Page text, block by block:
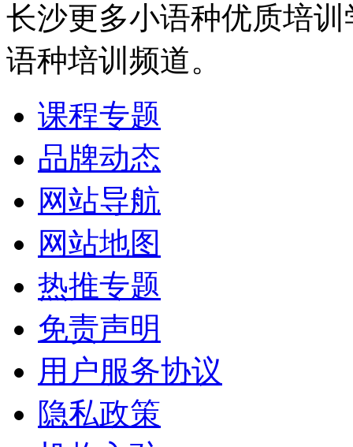
长沙更多小语种优质培
语种培训频道。
课程专题
品牌动态
网站导航
网站地图
热推专题
免责声明
用户服务协议
隐私政策